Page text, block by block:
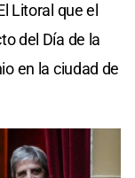
Litoral que el
del Día de la
en la ciudad de